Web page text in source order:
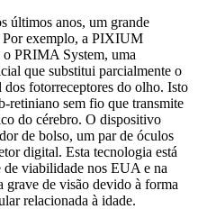
últimos anos, um grande
Por exemplo, a PIXIUM
PRIMA System, uma
que substitui parcialmente o
fotorreceptores do olho. Isto
retiniano sem fio que transmite
do cérebro. O dispositivo
de bolso, um par de óculos
digital. Esta tecnologia está
de viabilidade nos EUA e na
grave de visão devido à forma
relacionada à idade.